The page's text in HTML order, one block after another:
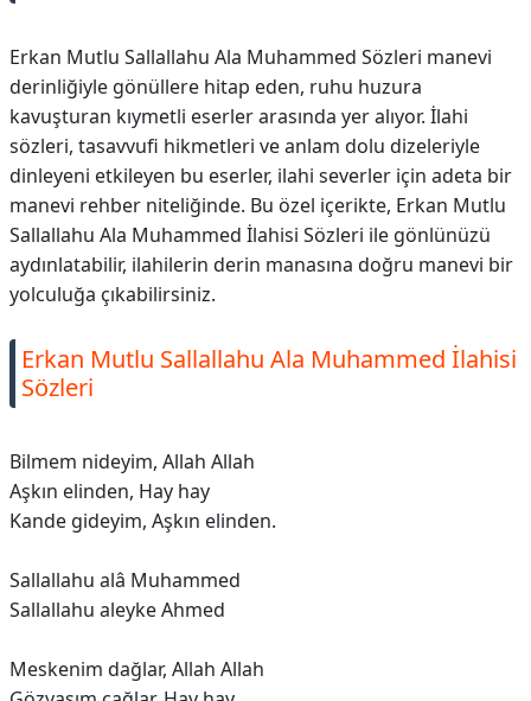
Erkan Mutlu Sallallahu Ala Muhammed Sözleri manevi
derinliğiyle gönüllere hitap eden, ruhu huzura
kavuşturan kıymetli eserler arasında yer alıyor. İlahi
sözleri, tasavvufi hikmetleri ve anlam dolu dizeleriyle
dinleyeni etkileyen bu eserler, ilahi severler için adeta bir
manevi rehber niteliğinde. Bu özel içerikte, Erkan Mutlu
Sallallahu Ala Muhammed İlahisi Sözleri ile gönlünüzü
aydınlatabilir, ilahilerin derin manasına doğru manevi bir
yolculuğa çıkabilirsiniz.
Erkan Mutlu Sallallahu Ala Muhammed İlahisi
Sözleri
Bilmem nideyim, Allah Allah
Aşkın elinden, Hay hay
Kande gideyim, Aşkın elinden.
Sallallahu alâ Muhammed
Sallallahu aleyke Ahmed
Meskenim dağlar, Allah Allah